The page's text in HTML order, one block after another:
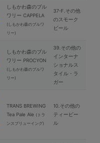
しもかわ森のブル
ワリー CAPPELA
(しもかわ森のブルワ
リー)
37-F.その他
のスモーク
ビール
しもかわ森のブル
ワリー PROCYON
(しもかわ森のブルワ
リー)
39.その他の
インターナ
ショナルス
タイル・ラ
ガー
TRANS BREWING
Tea Pale Ale (トラ
ンスブリューイング)
10.その他の
ティービー
ル